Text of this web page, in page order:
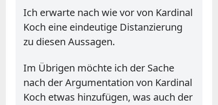
Ich erwarte nach wie vor von Kardinal
Koch eine eindeutige Distanzierung
zu diesen Aussagen.
Im Übrigen möchte ich der Sache
nach der Argumentation von Kardinal
Koch etwas hinzufügen, was auch der